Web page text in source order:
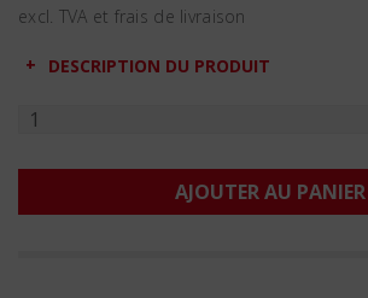
excl. TVA et frais de livraison
DESCRIPTION DU PRODUIT
AJOUTER AU PANIER